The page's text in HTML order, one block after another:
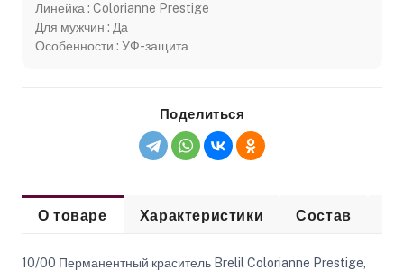
Линейка : Colorianne Prestige
Для мужчин : Да
Особенности : УФ-защита
Поделиться
О товаре Характеристики Состав
10/00 Перманентный краситель Brelil Colorianne Prestige,